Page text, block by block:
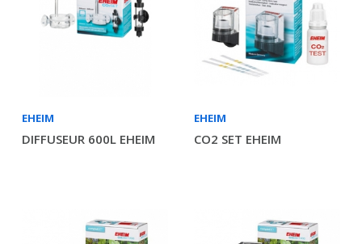
EHEIM
DIFFUSEUR 600L EHEIM
EHEIM
CO2 SET EHEIM